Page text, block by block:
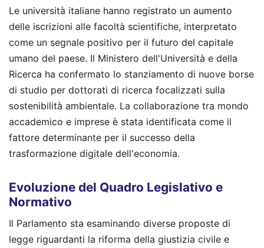
Le università italiane hanno registrato un aumento
delle iscrizioni alle facoltà scientifiche, interpretato
come un segnale positivo per il futuro del capitale
umano del paese. Il Ministero dell'Università e della
Ricerca ha confermato lo stanziamento di nuove borse
di studio per dottorati di ricerca focalizzati sulla
sostenibilità ambientale. La collaborazione tra mondo
accademico e imprese è stata identificata come il
fattore determinante per il successo della
trasformazione digitale dell'economia.
Evoluzione del Quadro Legislativo e
Normativo
Il Parlamento sta esaminando diverse proposte di
legge riguardanti la riforma della giustizia civile e